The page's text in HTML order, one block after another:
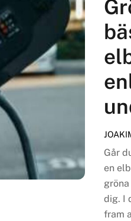
Går
en
dig. I
fram